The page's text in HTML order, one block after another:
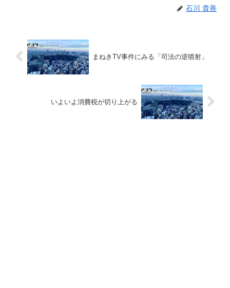
石川 貴善
まねきTV事件にみる「司法の逆噴射」
いよいよ消費税が切り上がる